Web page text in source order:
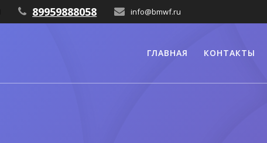
89959888058 info@bmwf.ru
ГЛАВНАЯ КОНТАКТЫ